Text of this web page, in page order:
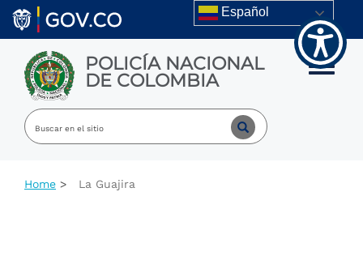
Welcome
All
Accessibility
screen
reader.
Skip to main content Español
POLICÍA NACIONAL
DE COLOMBIA Toggle
Home La Guajira